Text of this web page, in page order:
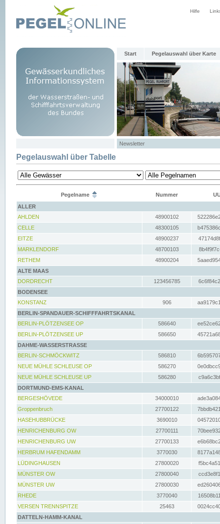
Hilfe
Start Pegelauswahl über Karte
Newsletter
Pegelauswahl über Tabelle
Pegelname Nummer
ALLER
AHLDEN
48900102
CELLE
48300105
EITZE
48900237
MARKLENDORF
48700103
RETHEM
48900204
ALTE MAAS
DORDRECHT
123456785
BODENSEE
KONSTANZ
906
BERLIN-SPANDAUER-SCHIFFFAHRTSKANAL
BERLIN-PLÖTZENSEE OP
586640
BERLIN-PLÖTZENSEE UP
586650
DAHME-WASSERSTRASSE
BERLIN-SCHMÖCKWITZ
586810
NEUE MÜHLE SCHLEUSE OP
586270
NEUE MÜHLE SCHLEUSE UP
586280
DORTMUND-EMS-KANAL
BERGESHÖVEDE
34000010
Groppenbruch
27700122
HASEHUBBRÜCKE
3690010
HENRICHENBURG OW
27700111
HENRICHENBURG UW
27700133
HERBRUM HAFENDAMM
3770030
LÜDINGHAUSEN
27800020
MÜNSTER OW
27800040
MÜNSTER UW
27800030
RHEDE
3770040
VERSEN TRENNSPITZE
25463
DATTELN-HAMM-KANAL